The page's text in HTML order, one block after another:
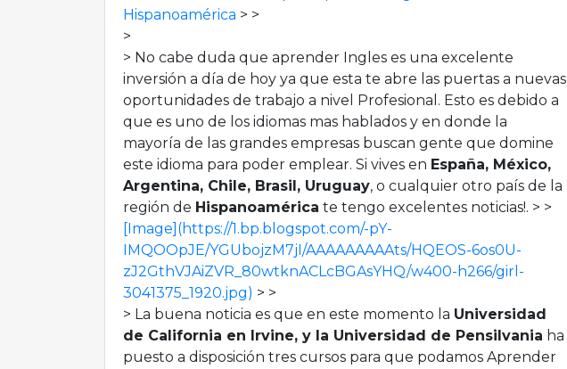
Hispanoamérica > >
>
> No cabe duda que aprender Ingles es una excelente
inversión a día de hoy ya que esta te abre las puertas a nuevas
oportunidades de trabajo a nivel Profesional. Esto es debido a
que es uno de los idiomas mas hablados y en donde la
mayoría de las grandes empresas buscan gente que domine
este idioma para poder emplear. Si vives en España, México,
Argentina, Chile, Brasil, Uruguay, o cualquier otro país de la
región de Hispanoamérica te tengo excelentes noticias!. > >
[Image](https://1.bp.blogspot.com/-pY-
IMQOOpJE/YGUbojzM7jI/AAAAAAAAAts/HQEOS-6os0U-
zJ2GthVJAiZVR_80wtknACLcBGAsYHQ/w400-h266/girl-
3041375_1920.jpg) > >
> La buena noticia es que en este momento la Universidad
de California en Irvine, y la Universidad de Pensilvania ha
puesto a disposición tres cursos para que podamos Aprender